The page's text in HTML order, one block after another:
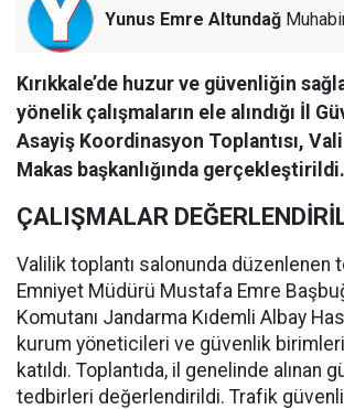
Yunus Emre Altundağ
Kırıkkale’de huzur ve güvenliğin
yönelik çalışmaların ele alındığı İl
Asayiş Koordinasyon Toplantısı,
Makas başkanlığında gerçekleştirildi.
ÇALIŞMALAR
Valilik toplantı salonunda düzenlenen
Emniyet Müdürü Mustafa Emre
Komutanı Jandarma Kıdemli Albay
kurum yöneticileri ve güvenlik
katıldı. Toplantıda, il genelinde alınan
tedbirleri değerlendirildi. Trafik